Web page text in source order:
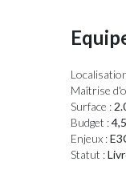
Maîtrise
Surface :
Budget :
Enjeux :
Statut :